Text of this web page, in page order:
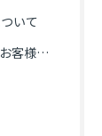
いて
の感想